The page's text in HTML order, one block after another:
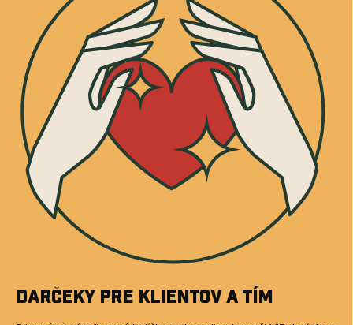
Darčeky pre klientov a tím